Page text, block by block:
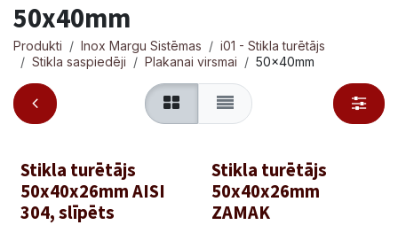
Produkti Inox Margu Sistēmas
i01 - Stikla turētājs
Stikla saspiedēji
Plakanai virsmai 50x40mm
50x40mm
Stikla turētājs
50x40x26mm AISI
304, slīpēts
Stikla turētājs
50x40x26mm
ZAMAK